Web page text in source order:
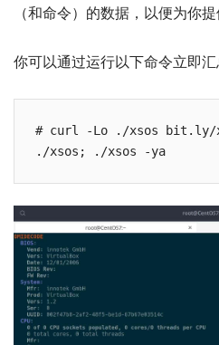
（和命令）的数据，以便为你
你可以通过运行以下命令立即汇
# curl -Lo ./xsos bit.ly/
./xsos; ./xsos -ya